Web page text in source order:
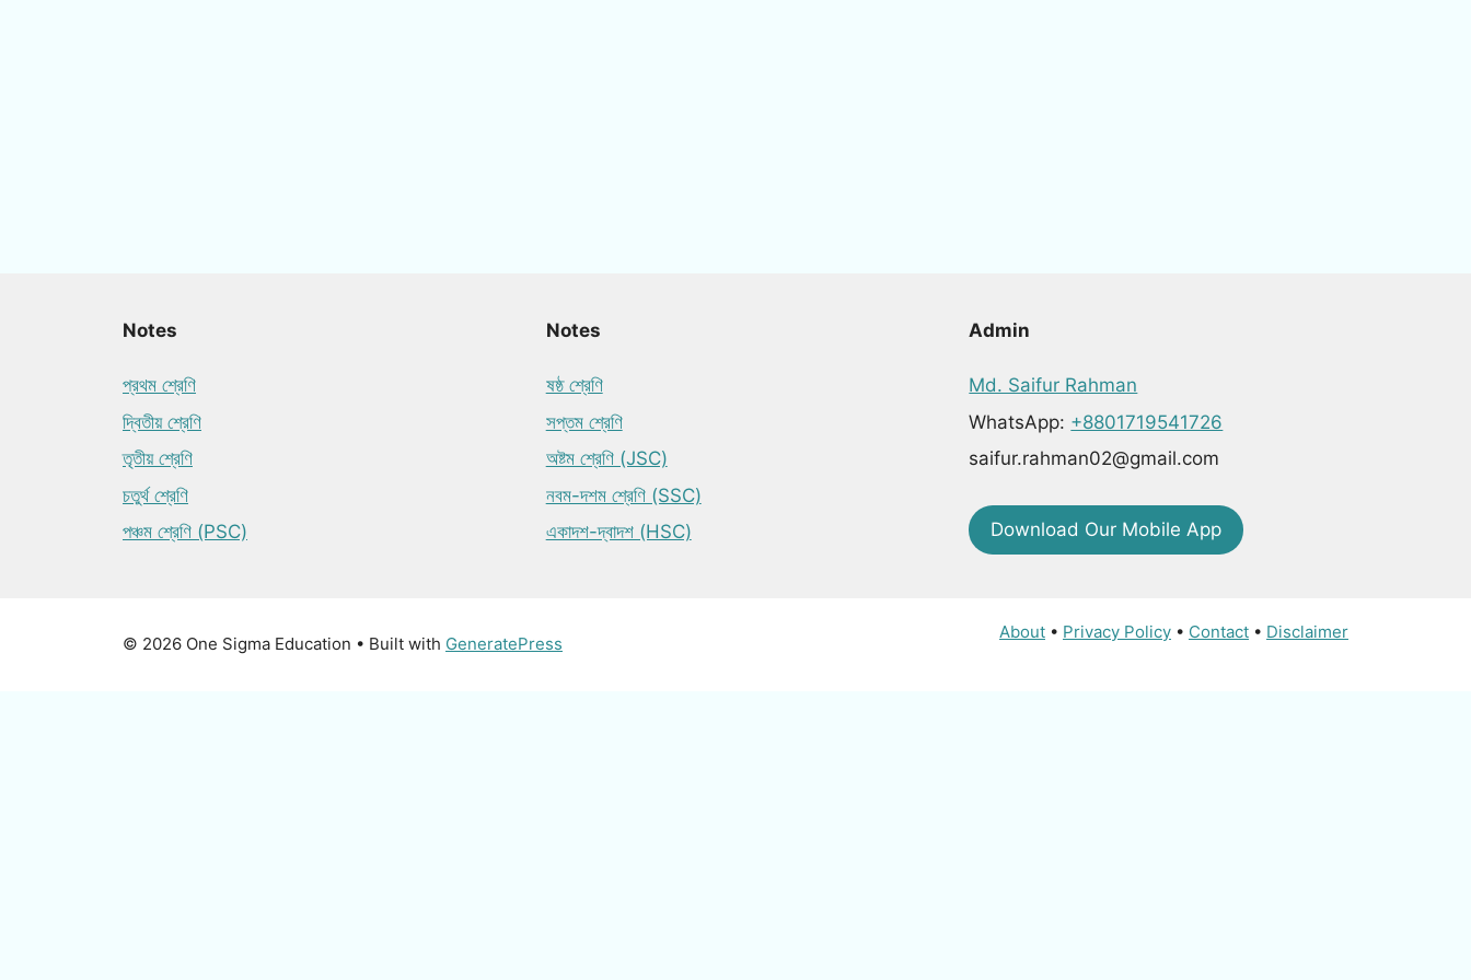
Notes
প্রথম শ্রেণি
দ্বিতীয় শ্রেণি
তৃতীয় শ্রেণি
চতুর্থ শ্রেণি
পঞ্চম শ্রেণি (PSC)
Notes
ষষ্ঠ শ্রেণি
সপ্তম শ্রেণি
অষ্টম শ্রেণি (JSC)
নবম-দশম শ্রেণি (SSC)
একাদশ-দ্বাদশ (HSC)
Admin
Md. Saifur Rahman
WhatsApp: +8801719541726
saifur.rahman02@gmail.com
Download Our Mobile App
About • Privacy Policy • Contact • Disclaimer
© 2026 One Sigma Education • Built with GeneratePress